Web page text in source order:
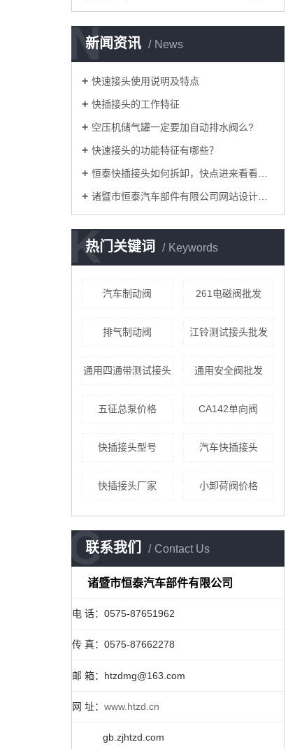
新闻资讯 News
N
快速接头使用说明及特点
快插接头的工作特征
空压机储气罐一定要加自动排水阀么?
快速接头的功能特征有哪些？
恒泰快插接头如何拆卸，快点进来看看吧！
诸暨市恒泰汽车部件有限公司网站设计改版
热门关键词 Keywords
K
汽车制动阀 261电磁阀批发
排气制动阀 江铃测试接头批发
通用四通带测试接头 通用安全阀批发
五征总泵价格 CA142单向阀
快插接头型号 汽车快插接头
快插接头厂家 小卸荷阀价格
联系我们 Contact Us
C
诸暨市恒泰汽车部件有限公司
电 话：0575-87651962
传 真：0575-87662278
邮 箱：htzdmg@163.com
网 址： www.htzd.cn
gb.zjhtzd.com